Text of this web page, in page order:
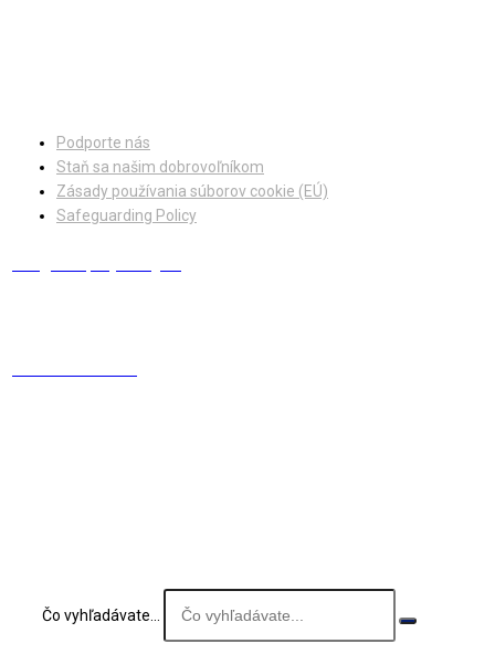
Podporte nás
Staň sa našim dobrovoľníkom
Zásady používania súborov cookie (EÚ)
Safeguarding Policy
Čo vyhľadávate...